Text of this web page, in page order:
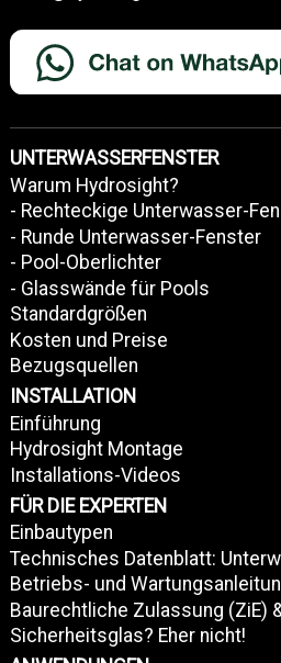
UNTERWASSERFENSTER
Warum Hydrosight?
- Rechteckige Unterwasser-
- Runde Unterwasser-Fenster
- Pool-Oberlichter
- Glasswände für Pools
Standardgrößen
Kosten und Preise
Bezugsquellen
INSTALLATION
Einführung
Hydrosight Montage
Installations-Videos
FÜR DIE EXPERTEN
Einbautypen
Technisches Datenblatt:
Betriebs- und
Baurechtliche Zulassung (ZiE)
Sicherheitsglas? Eher nicht!